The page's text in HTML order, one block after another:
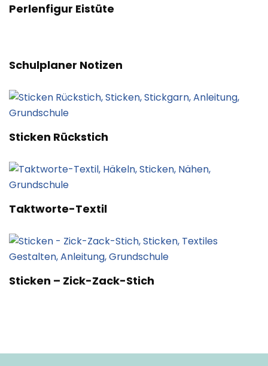
Perlenfigur Eistüte
Schulplaner Notizen
Sticken Rückstich
Taktworte-Textil
Sticken – Zick-Zack-Stich